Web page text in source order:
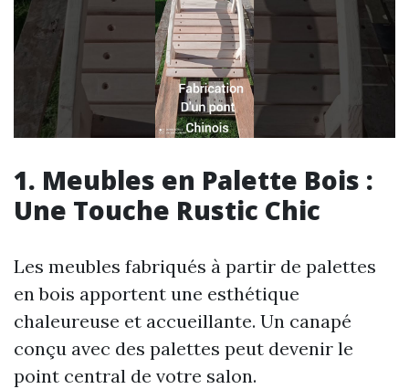
1. Meubles en Palette Bois :
Une Touche Rustic Chic
Les meubles fabriqués à partir de palettes
en bois apportent une esthétique
chaleureuse et accueillante. Un canapé
conçu avec des palettes peut devenir le
point central de votre salon.